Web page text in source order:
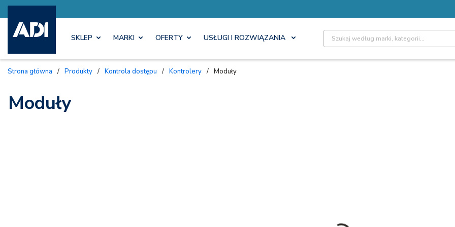
SKLEP MARKI OFERTY USŁUGI I ROZWIĄZANIA Site Search
Strona główna / Produkty / Kontrola dostępu / Kontrolery / Moduły
Moduły